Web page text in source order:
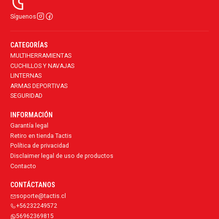
Síguenos
CATEGORÍAS
MULTIHERRAMIENTAS
CUCHILLOS Y NAVAJAS
LINTERNAS
ARMAS DEPORTIVAS
SEGURIDAD
INFORMACIÓN
Garantía legal
Retiro en tienda Tactis
Política de privacidad
Disclaimer legal de uso de productos
Contacto
CONTÁCTANOS
soporte@tactis.cl
+56232249572
56962369815